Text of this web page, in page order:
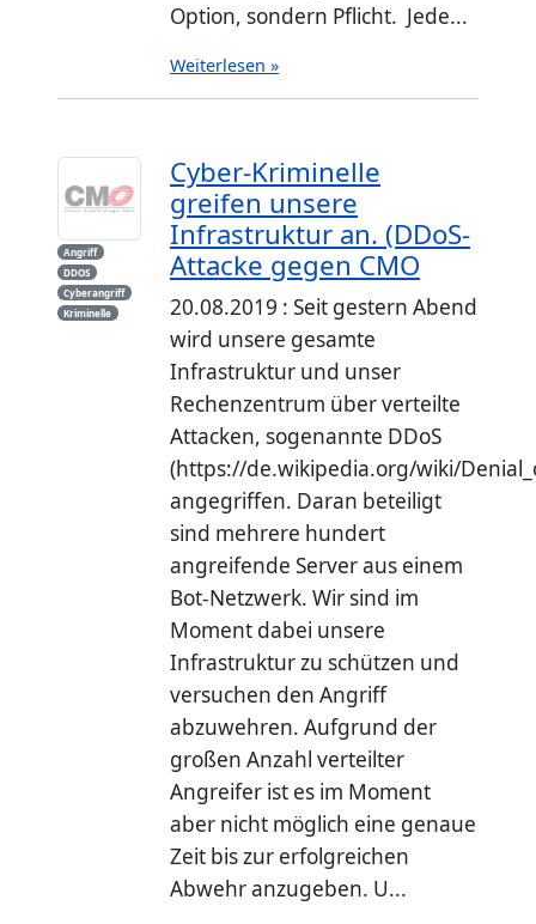
Option, sondern Pflicht. Jede...
Weiterlesen »
Angriff
DDOS
Cyberangriff
Kriminelle
Cyber-Kriminelle
greifen unsere
Infrastruktur an. (DDoS-
Attacke gegen CMO
20.08.2019 : Seit gestern Abend
wird unsere gesamte
Infrastruktur und unser
Rechenzentrum über verteilte
Attacken, sogenannte DDoS
(https://de.wikipedia.org/wiki/
angegriffen. Daran beteiligt
sind mehrere hundert
angreifende Server aus einem
Bot-Netzwerk. Wir sind im
Moment dabei unsere
Infrastruktur zu schützen und
versuchen den Angriff
abzuwehren. Aufgrund der
großen Anzahl verteilter
Angreifer ist es im Moment
aber nicht möglich eine genaue
Zeit bis zur erfolgreichen
Abwehr anzugeben. U...